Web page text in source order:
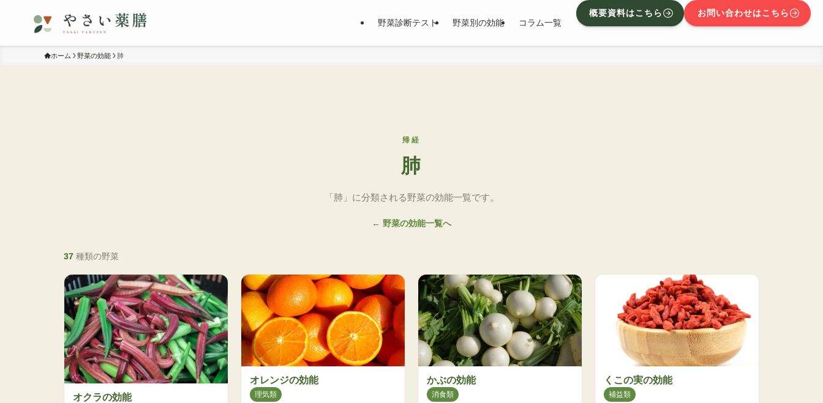
野菜診断テスト 野菜別の効能 コラム一覧
概要資料はこちら お問い合わせはこちら
ホーム 野菜の効能 肺
帰経
肺
「肺」に分類される野菜の効能一覧です。
← 野菜の効能一覧へ
37 種類の野菜
オクラの効能
オレンジの効能
理気類
かぶの効能
消食類
くこの実の効能
補益類